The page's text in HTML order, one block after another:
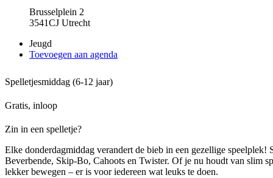
Brusselplein 2
3541CJ Utrecht
Jeugd
Toevoegen aan agenda
Spelletjesmiddag (6-12 jaar)
Gratis, inloop
Zin in een spelletje?
Elke donderdagmiddag verandert de bieb in een gezellige speelplek!
Beverbende, Skip-Bo, Cahoots en Twister. Of je nu houdt van slim
lekker bewegen – er is voor iedereen wat leuks te doen.